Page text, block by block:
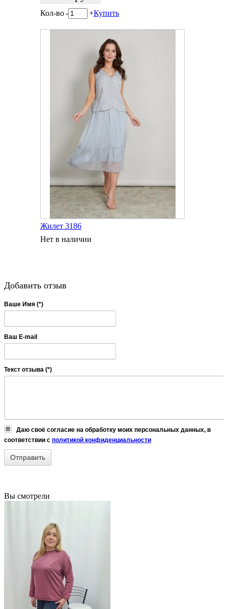
Кол-во- +Купить
Жилет 3186
Нет в наличии
Добавить отзыв
Ваше Имя (*)
Ваш E-mail
Текст отзыва (*)
Даю своё согласие на обработку моих персональных данных, в
соответствии с политикой конфиденциальности
Вы смотрели